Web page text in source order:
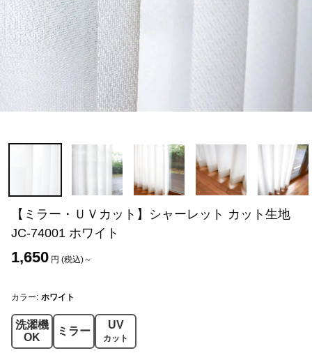
【ミラー・ＵＶカット】シャーレット カット生地
JC-74001 ホワイト
1,650 円 (税込)～
カラー: ホワイト
洗濯機
OK
ミラー
UV
カット